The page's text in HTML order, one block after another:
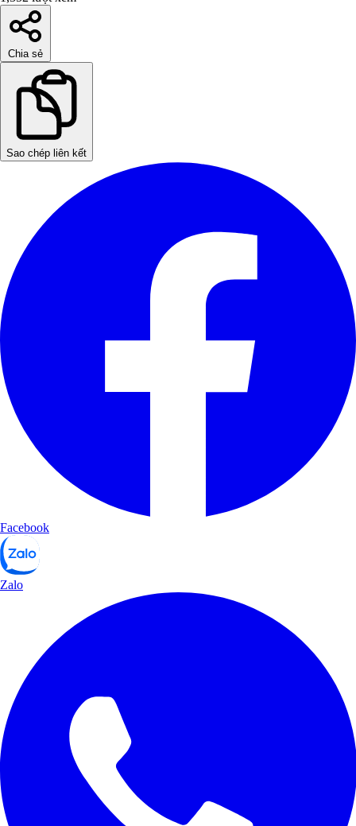
Chia sẻ
Sao chép liên kết
Facebook
Zalo